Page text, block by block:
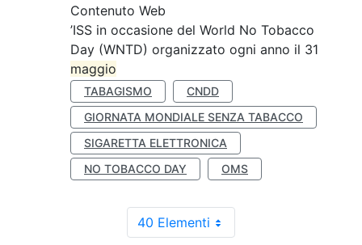
Contenuto Web
’ISS in occasione del World No Tobacco
Day (WNTD) organizzato ogni anno il 31
maggio
TABAGISMO
CNDD
GIORNATA MONDIALE SENZA TABACCO
SIGARETTA ELETTRONICA
NO TOBACCO DAY
OMS
40 Elementi